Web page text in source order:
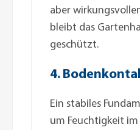
aber
bleibt das
geschützt.
4.
Ein stabiles
um Feuchtigkeit